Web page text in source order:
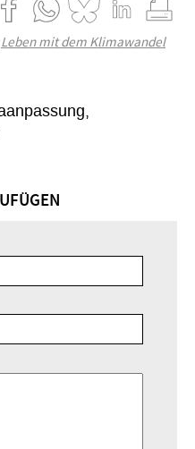
Leben mit dem Klimawandel